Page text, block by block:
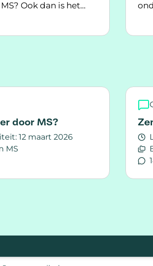
Ook dan is het
door MS?
12 maart 2026
MS